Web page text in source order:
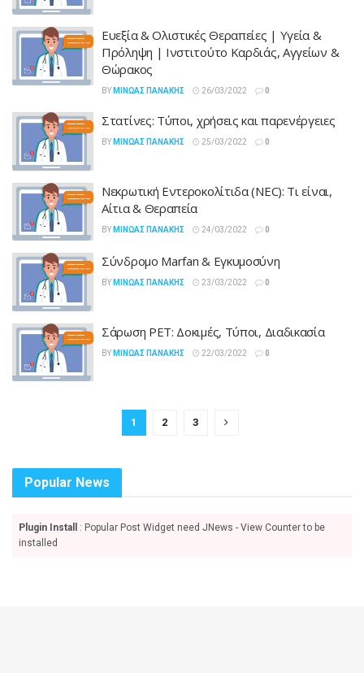
Ευεξία & Ολιστικές Θεραπείες | Υγεία &
Πρόληψη | Ινστιτούτο Καρδιάς, Αγγείων &
Θώρακος
BY ΜΊΝΩΑΣ ΠΑΝΆΚΗΣ 26/03/2022 0
Στατίνες: Τύποι, χρήσεις και παρενέργειες
BY ΜΊΝΩΑΣ ΠΑΝΆΚΗΣ 25/03/2022 0
Νεκρωτική Εντεροκολίτιδα (NEC): Τι είναι,
Αίτια & Θεραπεία
BY ΜΊΝΩΑΣ ΠΑΝΆΚΗΣ 24/03/2022 0
Σύνδρομο Marfan & Εγκυμοσύνη
BY ΜΊΝΩΑΣ ΠΑΝΆΚΗΣ 23/03/2022 0
Σάρωση PET: Δοκιμές, Τύποι, Διαδικασία
BY ΜΊΝΩΑΣ ΠΑΝΆΚΗΣ 22/03/2022 0
1 2 3
Popular News
Plugin Install
: Popular Post Widget need JNews - View Counter to be
installed